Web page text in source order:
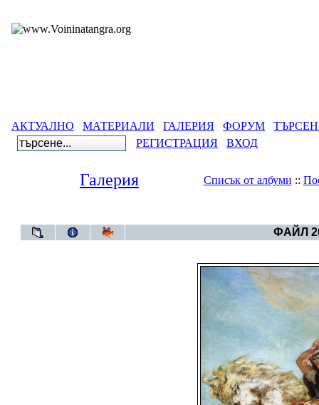
АКТУАЛНО МАТЕРИАЛИ ГАЛЕРИЯ ФОРУМ
РЕГИСТРАЦИЯ
ВХОД
Галерия Списък от албуми ::
ФАЙЛ